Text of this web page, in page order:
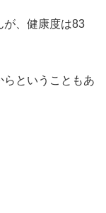
が、健康度は83
らということもあ